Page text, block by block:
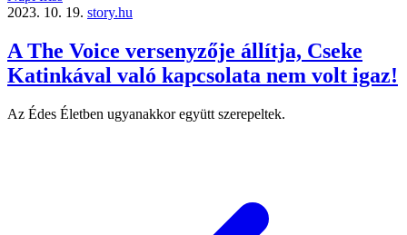
2023. 10. 19. story.hu
A The Voice versenyzője állítja, Cseke
Katinkával való kapcsolata nem volt igaz!
Az Édes Életben ugyanakkor együtt szerepeltek.